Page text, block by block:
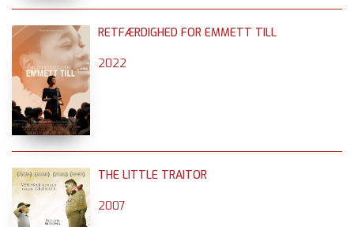
RETFÆRDIGHED FOR EMMETT TILL
2022
THE LITTLE TRAITOR
2007